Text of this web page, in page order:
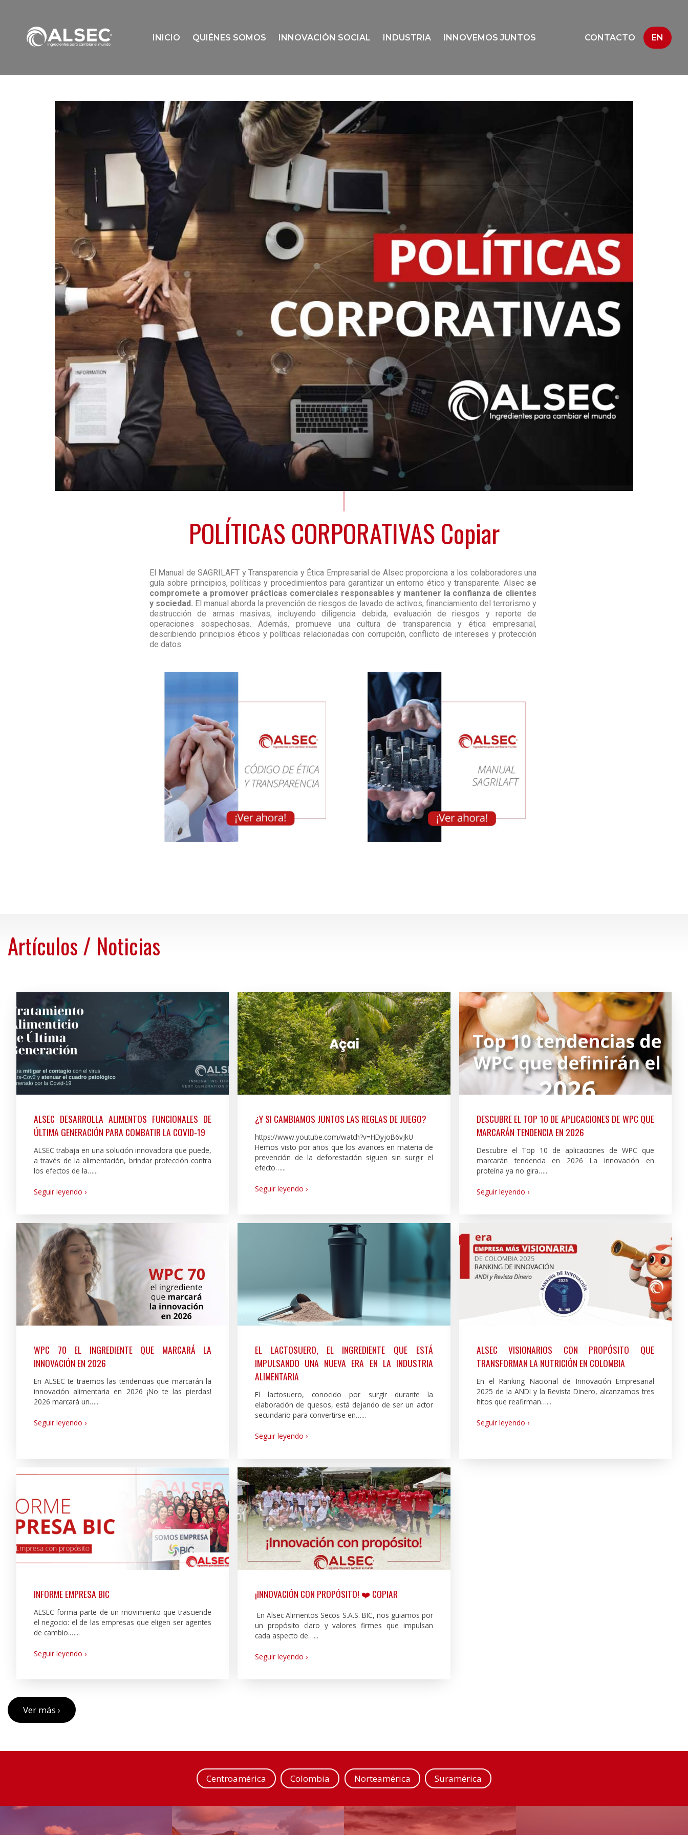
INICIO QUIÉNES SOMOS INNOVACIÓN SOCIAL INDUSTRIA INNOVEMOS JUNTOS CONTACTO EN
POLÍTICAS CORPORATIVAS Copiar
El Manual de SAGRILAFT y Transparencia y Ética Empresarial de Alsec proporciona a los colaboradores una
guía sobre principios, políticas y procedimientos para garantizar un entorno ético y transparente. Alsec se
compromete a promover prácticas comerciales responsables y mantener la confianza de clientes
y sociedad. El manual aborda la prevención de riesgos de lavado de activos, financiamiento del terrorismo y
destrucción de armas masivas, incluyendo diligencia debida, evaluación de riesgos y reporte de
operaciones sospechosas. Además, promueve una cultura de transparencia y ética empresarial,
describiendo principios éticos y políticas relacionadas con corrupción, conflicto de intereses y protección
de datos.
Artículos / Noticias
ALSEC DESARROLLA ALIMENTOS FUNCIONALES DE
ÚLTIMA GENERACIÓN PARA COMBATIR LA COVID-19
ALSEC trabaja en una solución innovadora que puede,
a través de la alimentación, brindar protección contra
los efectos de la…...
Seguir leyendo ›
¿Y SI CAMBIAMOS JUNTOS LAS REGLAS DE JUEGO?
https://www.youtube.com/watch?v=HDyjoB6vJkU
Hemos visto por años que los avances en materia de
prevención de la deforestación siguen sin surgir el
efecto…...
Seguir leyendo ›
DESCUBRE EL TOP 10 DE APLICACIONES DE WPC QUE
MARCARÁN TENDENCIA EN 2026
Descubre el Top 10 de aplicaciones de WPC que
marcarán tendencia en 2026 La innovación en
proteína ya no gira…...
Seguir leyendo ›
WPC 70 EL INGREDIENTE QUE MARCARÁ LA
INNOVACIÓN EN 2026
En ALSEC te traemos las tendencias que marcarán la
innovación alimentaria en 2026 ¡No te las pierdas!
2026 marcará un…...
Seguir leyendo ›
EL LACTOSUERO, EL INGREDIENTE QUE ESTÁ
IMPULSANDO UNA NUEVA ERA EN LA INDUSTRIA
ALIMENTARIA
El lactosuero, conocido por surgir durante la
elaboración de quesos, está dejando de ser un actor
secundario para convertirse en…...
Seguir leyendo ›
ALSEC VISIONARIOS CON PROPÓSITO QUE
TRANSFORMAN LA NUTRICIÓN EN COLOMBIA
En el Ranking Nacional de Innovación Empresarial
2025 de la ANDI y la Revista Dinero, alcanzamos tres
hitos que reafirman…...
Seguir leyendo ›
INFORME EMPRESA BIC
ALSEC forma parte de un movimiento que trasciende
el negocio: el de las empresas que eligen ser agentes
de cambio.…...
Seguir leyendo ›
¡INNOVACIÓN CON PROPÓSITO! ❤️ COPIAR
En Alsec Alimentos Secos S.A.S. BIC, nos guiamos por
un propósito claro y valores firmes que impulsan
cada aspecto de…...
Seguir leyendo ›
Ver más ›
Centroamérica Colombia Norteamérica Suramérica